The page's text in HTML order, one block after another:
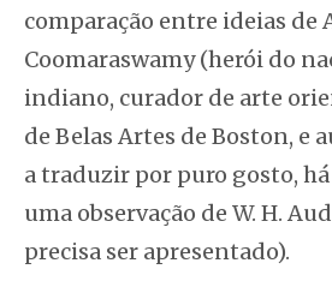
comparação entre ideias de
Coomaraswamy (herói do
indiano, curador de arte
de Belas Artes de Boston, e
a traduzir por puro gosto,
uma observação de W. H.
precisa ser apresentado).